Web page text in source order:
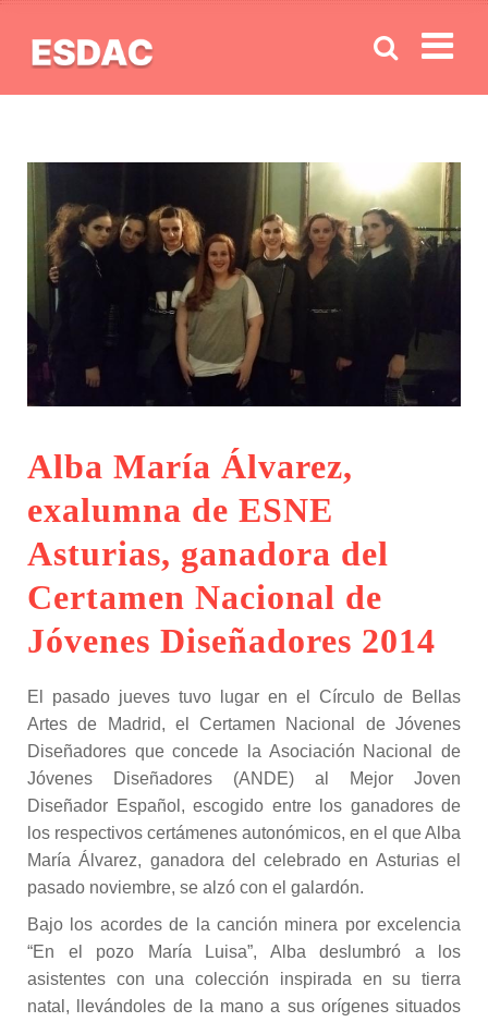
Alba María Álvarez,
exalumna de ESNE
Asturias, ganadora del
Certamen Nacional de
Jóvenes Diseñadores 2014
El pasado jueves tuvo lugar en el Círculo de Bellas
Artes de Madrid, el Certamen Nacional de Jóvenes
Diseñadores que concede la Asociación Nacional de
Jóvenes Diseñadores (ANDE) al Mejor Joven
Diseñador Español, escogido entre los ganadores de
los respectivos certámenes autonómicos, en el que Alba
María Álvarez, ganadora del celebrado en Asturias el
pasado noviembre, se alzó con el galardón.
Bajo los acordes de la canción minera por excelencia
“En el pozo María Luisa”, Alba deslumbró a los
asistentes con una colección inspirada en su tierra
natal, llevándoles de la mano a sus orígenes situados